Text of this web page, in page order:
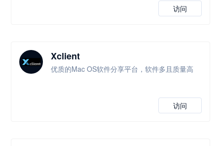
访问
Xclient
优质的Mac OS软件分享平台，软件多且质量高
访问